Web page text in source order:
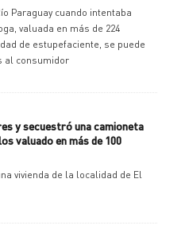
Paraguay cuando intentaba
valuada en más de 224
de estupefaciente, se puede
al consumidor
y secuestró una camioneta
valuado en más de 100
vivienda de la localidad de El